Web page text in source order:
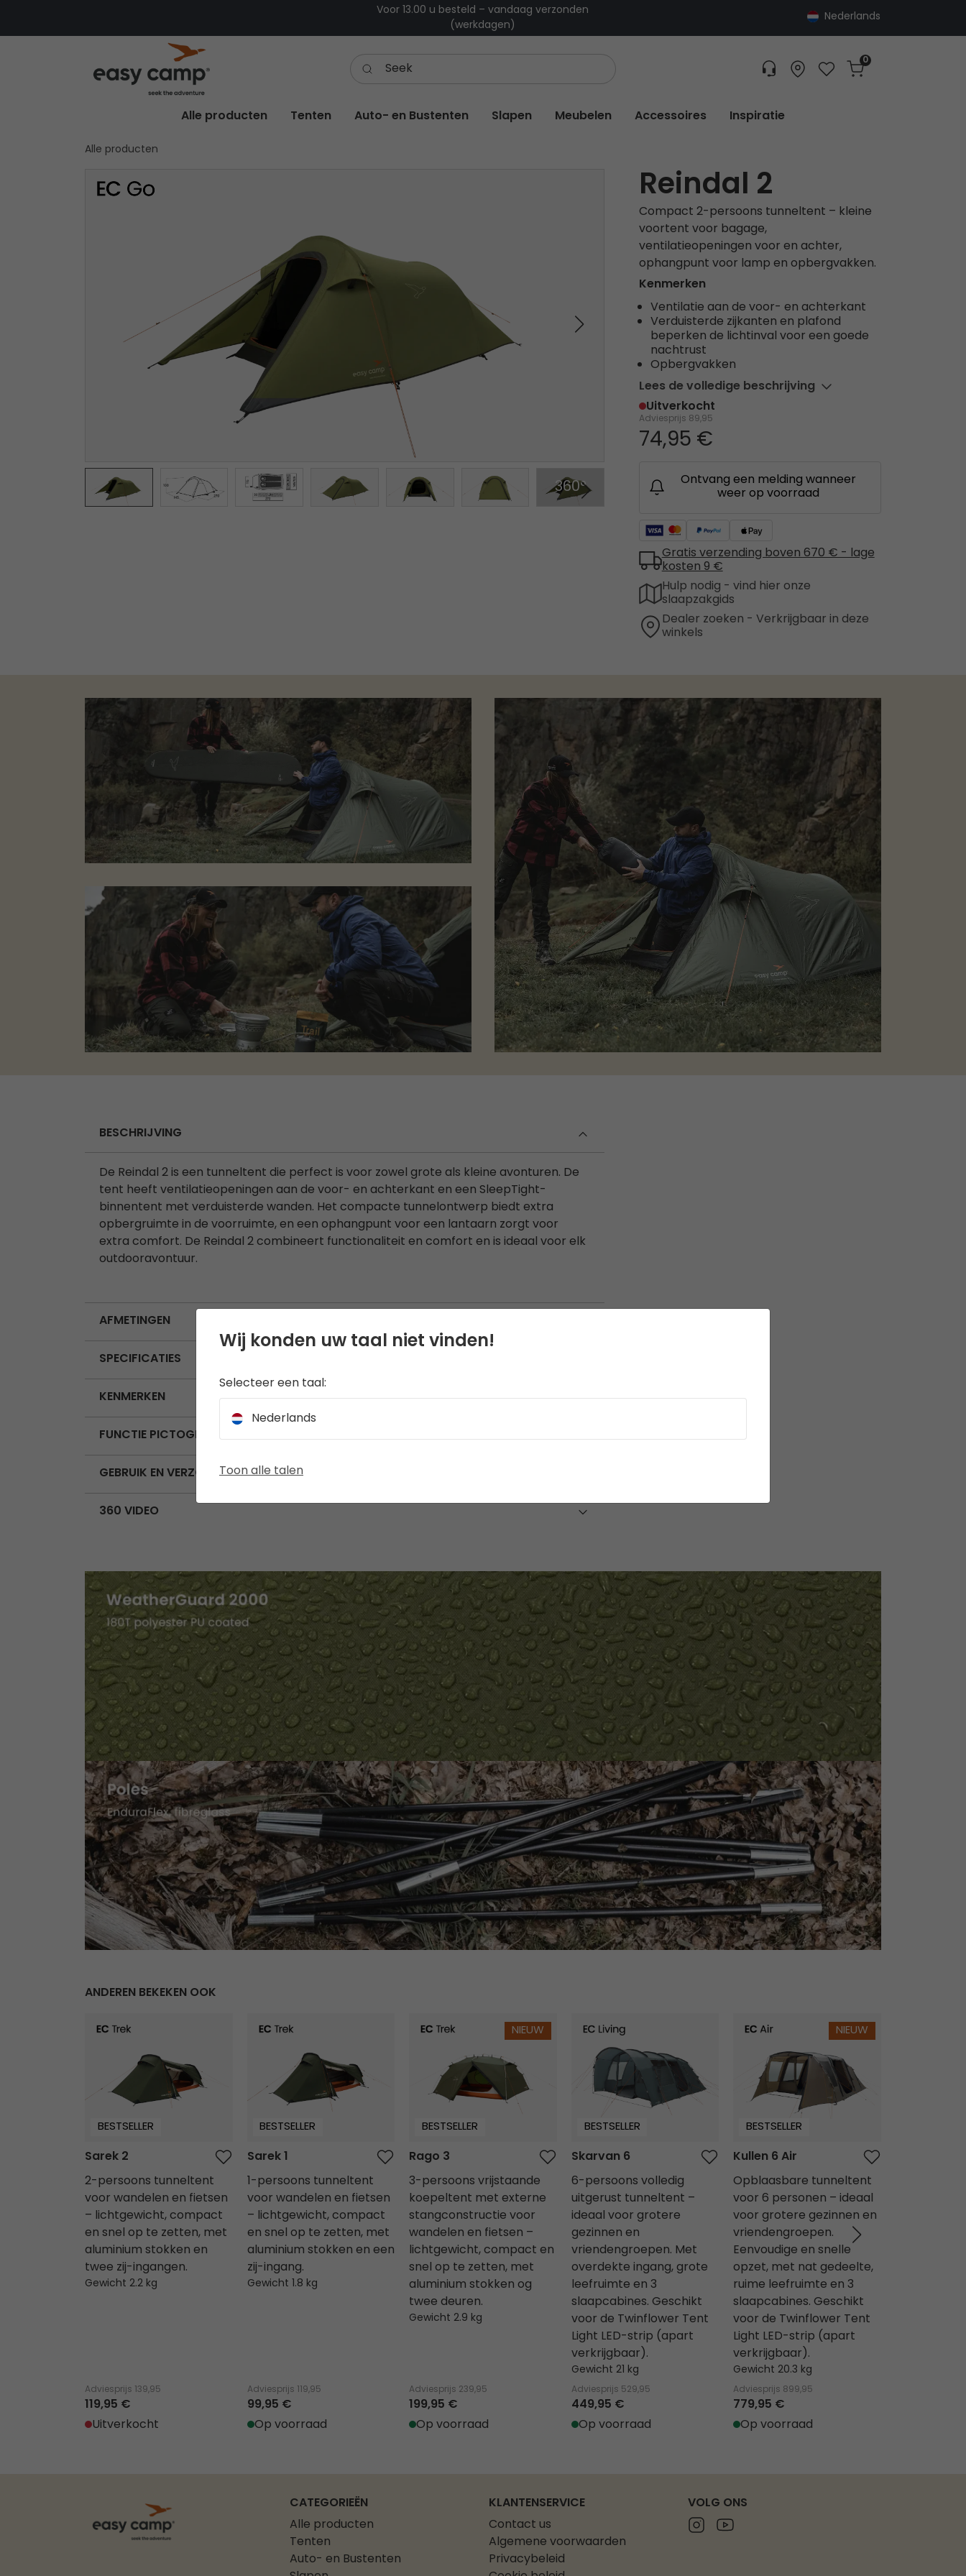
Voor 13.00 u besteld – vandaag verzonden
(werkdagen)
Nederlands
Customer service
Find dealer
Favorites
Cart
0
Alle producten Tenten Auto- en Bustenten Slapen Meubelen Accessoires Inspiratie
Alle producten
360°
Reindal 2
Compact 2-persoons tunneltent – kleine
voortent voor bagage,
ventilatieopeningen voor en achter,
ophangpunt voor lamp en opbergvakken.
Kenmerken
Ventilatie aan de voor- en achterkant
Verduisterde zijkanten en plafond
beperken de lichtinval voor een goede
nachtrust
Opbergvakken
Lees de volledige beschrijving
Uitverkocht
Adviesprijs 89,95
74,95 €
Ontvang een melding wanneer
weer op voorraad
Gratis verzending boven 670 € - lage
kosten 9 €
Hulp nodig - vind hier onze
slaapzakgids
Dealer zoeken - Verkrijgbaar in deze
winkels
BESCHRIJVING
De Reindal 2 is een tunneltent die perfect is voor zowel grote als kleine avonturen. De
tent heeft ventilatieopeningen aan de voor- en achterkant en een SleepTight-
binnentent met verduisterde wanden. Het compacte tunnelontwerp biedt extra
opbergruimte in de voorruimte, en een ophangpunt voor een lantaarn zorgt voor
extra comfort. De Reindal 2 combineert functionaliteit en comfort en is ideaal voor elk
outdooravontuur.
AFMETINGEN
SPECIFICATIES
KENMERKEN
FUNCTIE PICTOGRAMMEN
GEBRUIK EN VERZORGING
360 VIDEO
ANDEREN BEKEKEN OOK
Sarek 2
BESTSELLER
Sarek 2
2-persoons tunneltent
voor wandelen en fietsen
– lichtgewicht, compact
en snel op te zetten, met
aluminium stokken en
twee zij-ingangen.
Gewicht 2.2 kg
Adviesprijs 139,95
119,95 €
Uitverkocht
Sarek 1
BESTSELLER
Sarek 1
1-persoons tunneltent
voor wandelen en fietsen
– lichtgewicht, compact
en snel op te zetten, met
aluminium stokken en een
zij-ingang.
Gewicht 1.8 kg
Adviesprijs 119,95
99,95 €
Op voorraad
Rago 3
NIEUW
BESTSELLER
Rago 3
3-persoons vrijstaande
koepeltent met externe
stangconstructie voor
wandelen en fietsen –
lichtgewicht, compact en
snel op te zetten, met
aluminium stokken og
twee deuren.
Gewicht 2.9 kg
Adviesprijs 239,95
199,95 €
Op voorraad
Skarvan 6
BESTSELLER
Skarvan 6
6-persoons volledig
uitgerust tunneltent –
ideaal voor grotere
gezinnen en
vriendengroepen. Met
overdekte ingang, grote
leefruimte en 3
slaapcabines. Geschikt
voor de Twinflower Tent
Light LED-strip (apart
verkrijgbaar).
Gewicht 21 kg
Adviesprijs 529,95
449,95 €
Op voorraad
Kullen 6 Air
NIEUW
BESTSELLER
Kullen 6 Air
Opblaasbare tunneltent
voor 6 personen – ideaal
voor grotere gezinnen en
vriendengroepen.
Eenvoudige en snelle
opzet, met nat gedeelte,
ruime leefruimte en 3
slaapcabines. Geschikt
voor de Twinflower Tent
Light LED-strip (apart
verkrijgbaar).
Gewicht 20.3 kg
Adviesprijs 899,95
779,95 €
Op voorraad
CATEGORIEËN
Alle producten
Tenten
Auto- en Bustenten
KLANTENSERVICE
Contact us
Algemene voorwaarden
Privacybeleid
VOLG ONS
Instagram
Youtube
Wij konden uw taal niet vinden!
Selecteer een taal:
Nederlands
Toon alle talen